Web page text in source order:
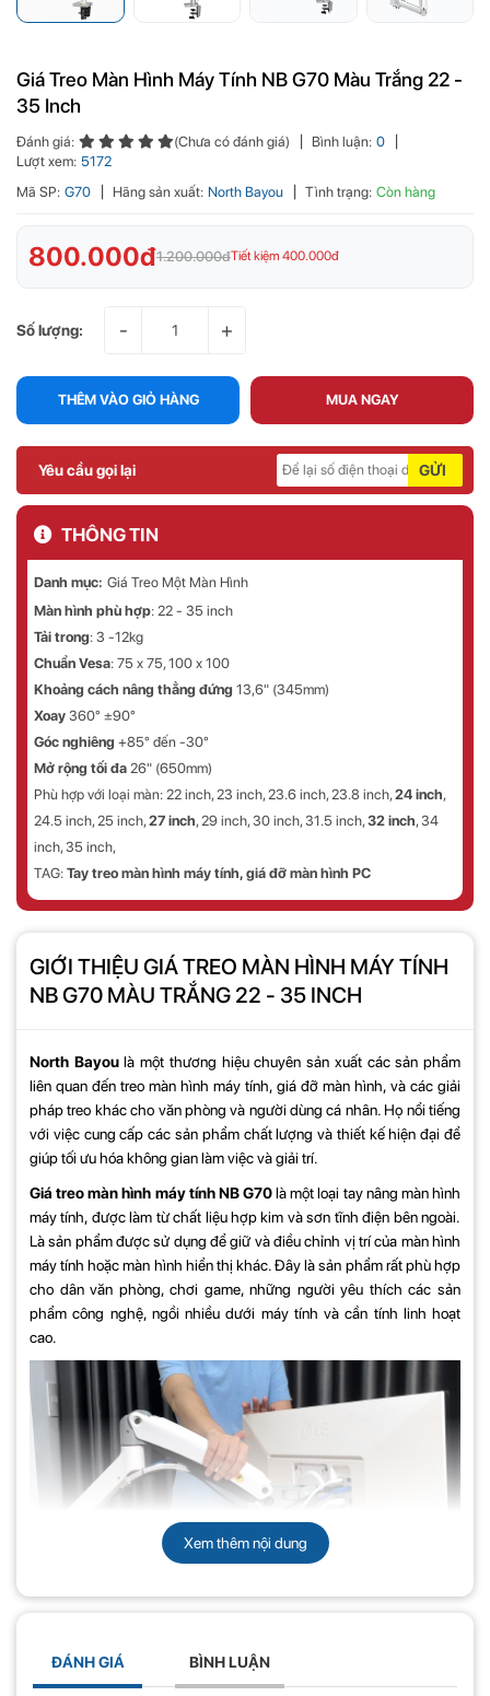
Giá Treo Màn Hình Máy Tính NB G70 Màu Trắng 22 -
35 Inch
Đánh giá: (Chưa có đánh giá) Bình luận: 0
Lượt xem: 5172
Mã SP: G70 Hãng sản xuất: North Bayou Tình trạng: Còn hàng
800.000đ1.200.000đTiết kiệm 400.000đ
Số lượng: - +
THÊM VÀO GIỎ HÀNG MUA NGAY
Yêu cầu gọi lại GỬI
THÔNG TIN
Danh mục: Giá Treo Một Màn Hình
Màn hình phù hợp: 22 - 35 inch
Tải trong: 3 -12kg
Chuẩn Vesa: 75 x 75, 100 x 100
Khoảng cách nâng thẳng đứng 13,6" (345mm)
Xoay 360° ±90°
Góc nghiêng +85° đến -30°
Mở rộng tối đa 26" (650mm)
Phù hợp với loại màn: 22 inch, 23 inch, 23.6 inch, 23.8 inch, 24 inch,
24.5 inch, 25 inch, 27 inch, 29 inch, 30 inch, 31.5 inch, 32 inch, 34
inch, 35 inch,
TAG: Tay treo màn hình máy tính, giá đỡ màn hình PC
GIỚI THIỆU GIÁ TREO MÀN HÌNH MÁY TÍNH
NB G70 MÀU TRẮNG 22 - 35 INCH
North Bayoulà một thương hiệu chuyên sản xuất các sản phẩm
liên quan đến treo màn hình máy tính, giá đỡ màn hình, và các giải
pháp treo khác cho văn phòng và người dùng cá nhân. Họ nổi tiếng
với việc cung cấp các sản phẩm chất lượng và thiết kế hiện đại để
giúp tối ưu hóa không gian làm việc và giải trí.
Giá treo màn hình máy tính NB G70là một loại tay nâng màn hình
máy tính, được làm từ chất liệu hợp kim và sơn tĩnh điện bên ngoài.
Là sản phẩm được sử dụng để giữ và điều chỉnh vị trí của màn hình
máy tính hoặc màn hình hiển thị khác. Đây là sản phẩm rất phù hợp
cho dân văn phòng, chơi game, những người yêu thích các sản
phẩm công nghệ, ngồi nhiều dưới máy tính và cần tính linh hoạt
cao.
Tính năng nổi bật của giá treo màn hình
máy tính NB G70
Xem thêm nội dung
ĐÁNH GIÁ BÌNH LUẬN